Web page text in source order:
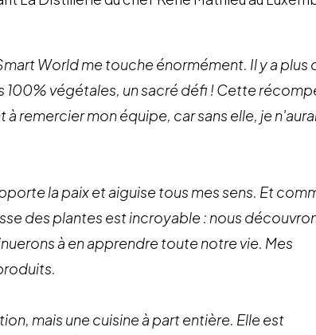
World me touche énormément. Il y a plus
100% végétales, un sacré défi ! Cette
remercier mon équipe, car sans elle, je
la paix et aiguise tous mes sens. Et
des plantes est incroyable : nous
à en apprendre toute notre vie. Mes
mais une cuisine à part entière. Elle est